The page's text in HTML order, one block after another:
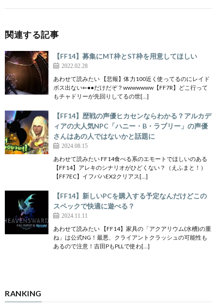
関連する記事
【FF14】募集にMT枠とST枠を用意してほしい
2022.02.28
あわせて読みたい 【悲報】体力100近く使ってるのにレイド
ボス出ない⇐●●だけだぞ？wwwwwww【FF7R】どこ行って
もチャドリーが先回りしてるの世[…]
【FF14】歴戦の声優ヒカセンならわかる？アルカデ
ィアの大人気NPC「ハニー・B・ラブリー」の声優
さんはあの人ではないかと話題に
2024.08.15
あわせて読みたい FF14食べる系のエモートでほしいのある
【FF14】アレキのシナリオがひどくない？（えふまと！）
【FF7EC】イフバハEX2クリアス[…]
【FF14】新しいPCを購入する予定なんだけどこの
スペックで快適に遊べる？
2024.11.11
あわせて読みたい 【FF14】家具の「アクアリウム(水槽)の重
ね」は公式NG！最悪、クライアントクラッシュの可能性も
あるので注意！吉田PもPLLで使わ[…]
RANKING